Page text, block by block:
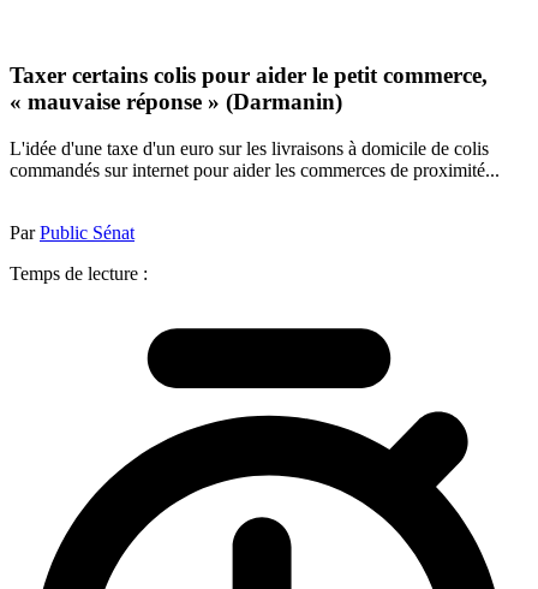
Taxer certains colis pour aider le petit commerce,
« mauvaise réponse » (Darmanin)
L'idée d'une taxe d'un euro sur les livraisons à domicile de colis
commandés sur internet pour aider les commerces de proximité...
ParPublic Sénat
Temps de lecture :